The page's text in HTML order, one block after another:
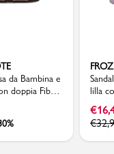
da Bambina e
doppia Fibbia
Settenote
lilla
€
€